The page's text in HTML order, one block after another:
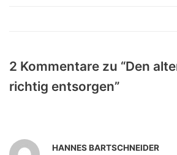
2 Kommentare zu “Den
richtig entsorgen”
HANNES BARTSCHNEIDER